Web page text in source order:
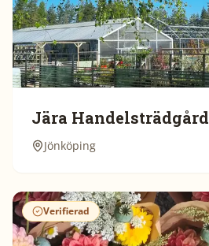
Jära Handelsträdgård
Jönköping
Verifierad